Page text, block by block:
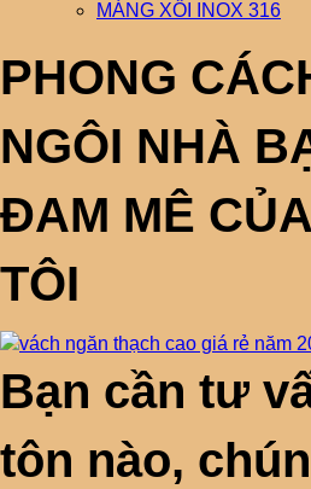
MÁNG XỐI INOX 316
PHONG
NGÔI NHÀ
ĐAM MÊ
TÔI
Bạn cần tư
tôn nào,